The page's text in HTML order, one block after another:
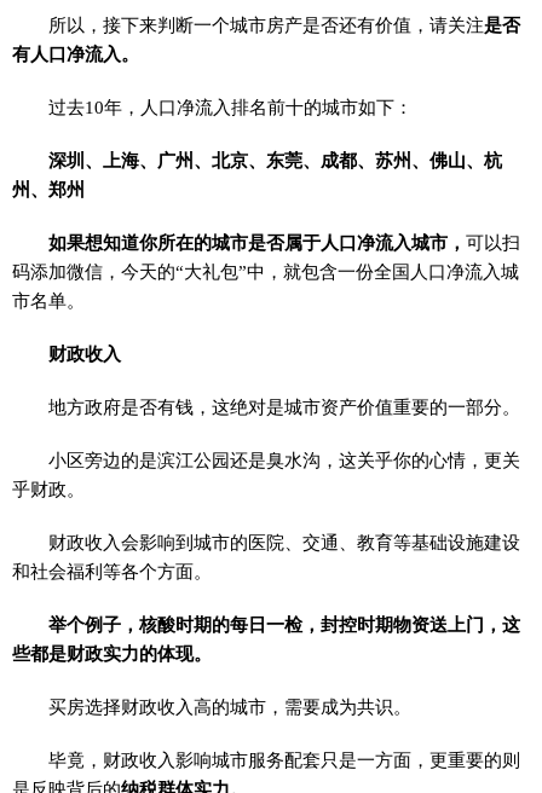
所以，接下来判断一个城市房产是否还有价值，请关注是否
有人口净流入。
过去10年，人口净流入排名前十的城市如下：
深圳、上海、广州、北京、东莞、成都、苏州、佛山、杭
州、郑州
如果想知道你所在的城市是否属于人口净流入城市，可以扫
码添加微信，今天的“大礼包”中，就包含一份全国人口净流入城
市名单。
财政收入
地方政府是否有钱，这绝对是城市资产价值重要的一部分。
小区旁边的是滨江公园还是臭水沟，这关乎你的心情，更关
乎财政。
财政收入会影响到城市的医院、交通、教育等基础设施建设
和社会福利等各个方面。
举个例子，核酸时期的每日一检，封控时期物资送上门，这
些都是财政实力的体现。
买房选择财政收入高的城市，需要成为共识。
毕竟，财政收入影响城市服务配套只是一方面，更重要的则
是反映背后的纳税群体实力。